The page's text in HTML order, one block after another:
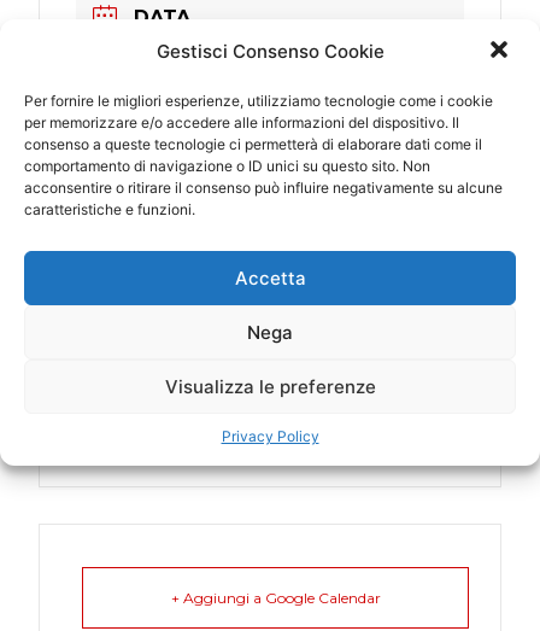
Gestisci Consenso Cookie
Per fornire le migliori esperienze, utilizziamo tecnologie come i cookie
per memorizzare e/o accedere alle informazioni del dispositivo. Il
consenso a queste tecnologie ci permetterà di elaborare dati come il
comportamento di navigazione o ID unici su questo sito. Non
acconsentire o ritirare il consenso può influire negativamente su alcune
caratteristiche e funzioni.
Accetta
Nega
Visualizza le preferenze
Privacy Policy
DATA
01 Ott 2017
ORA
22:00 - 22:00
LUOGO
Piazza Portanova
CATEGORIA
+ Aggiungi a Google Calendar